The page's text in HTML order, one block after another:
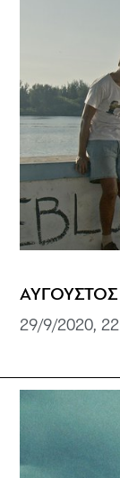
ΑΥΓΟΥΣΤΟΣ
29/9/2020,